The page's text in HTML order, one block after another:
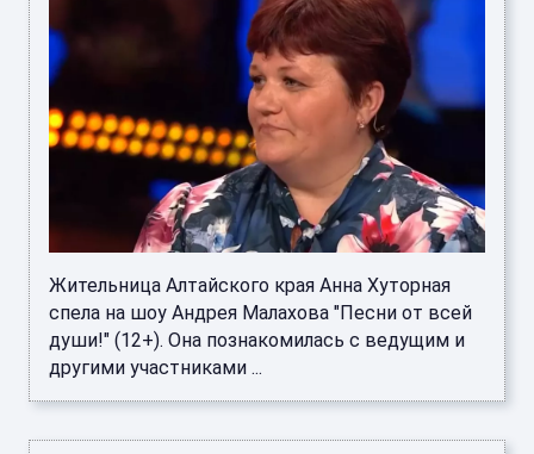
Жительница Алтайского края Анна Хуторная
спела на шоу Андрея Малахова "Песни от всей
души!" (12+). Она познакомилась с ведущим и
другими участниками ...